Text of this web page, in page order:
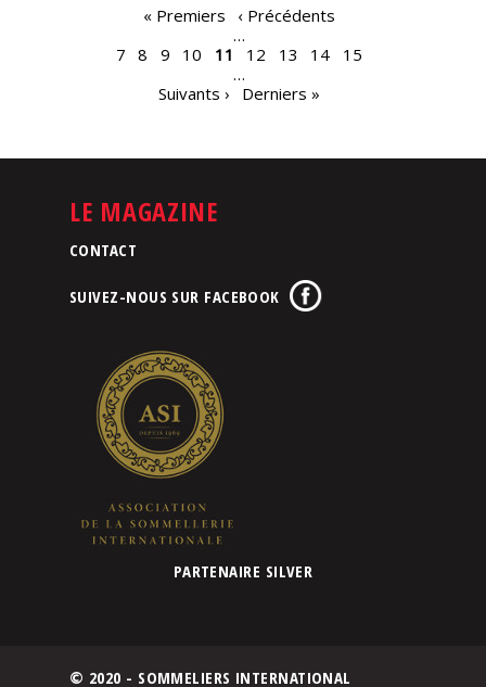
« Premiers
‹ Précédents
…
7
8 9 10 11 12 13 14
15
…
Suivants ›
Derniers »
LE MAGAZINE
CONTACT
SUIVEZ-NOUS SUR FACEBOOK
PARTENAIRE SILVER
© 2020 - SOMMELIERS INTERNATIONAL